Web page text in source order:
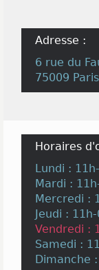
Adresse :
6 rue du
75009
Horaires
Lundi :
Mardi :
Mercredi :
Jeudi :
Vendredi :
Samedi :
Dimanche